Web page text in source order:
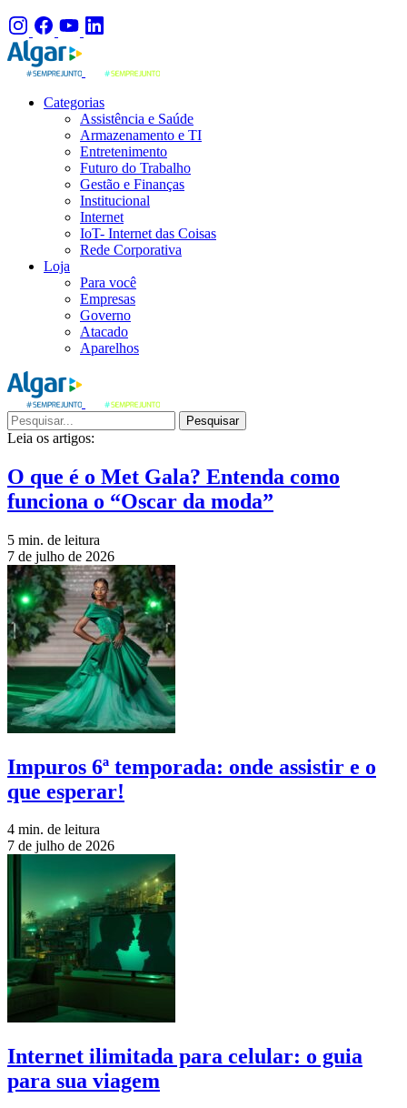
Categorias
Assistência e Saúde
Armazenamento e TI
Entretenimento
Futuro do Trabalho
Gestão e Finanças
Institucional
Internet
IoT- Internet das Coisas
Rede Corporativa
Loja
Para você
Empresas
Governo
Atacado
Aparelhos
Pesquisar
Leia os artigos:
O que é o Met Gala? Entenda como
funciona o “Oscar da moda”
5 min. de leitura
7 de julho de 2026
Impuros 6ª temporada: onde assistir e o
que esperar!
4 min. de leitura
7 de julho de 2026
Internet ilimitada para celular: o guia
para sua viagem